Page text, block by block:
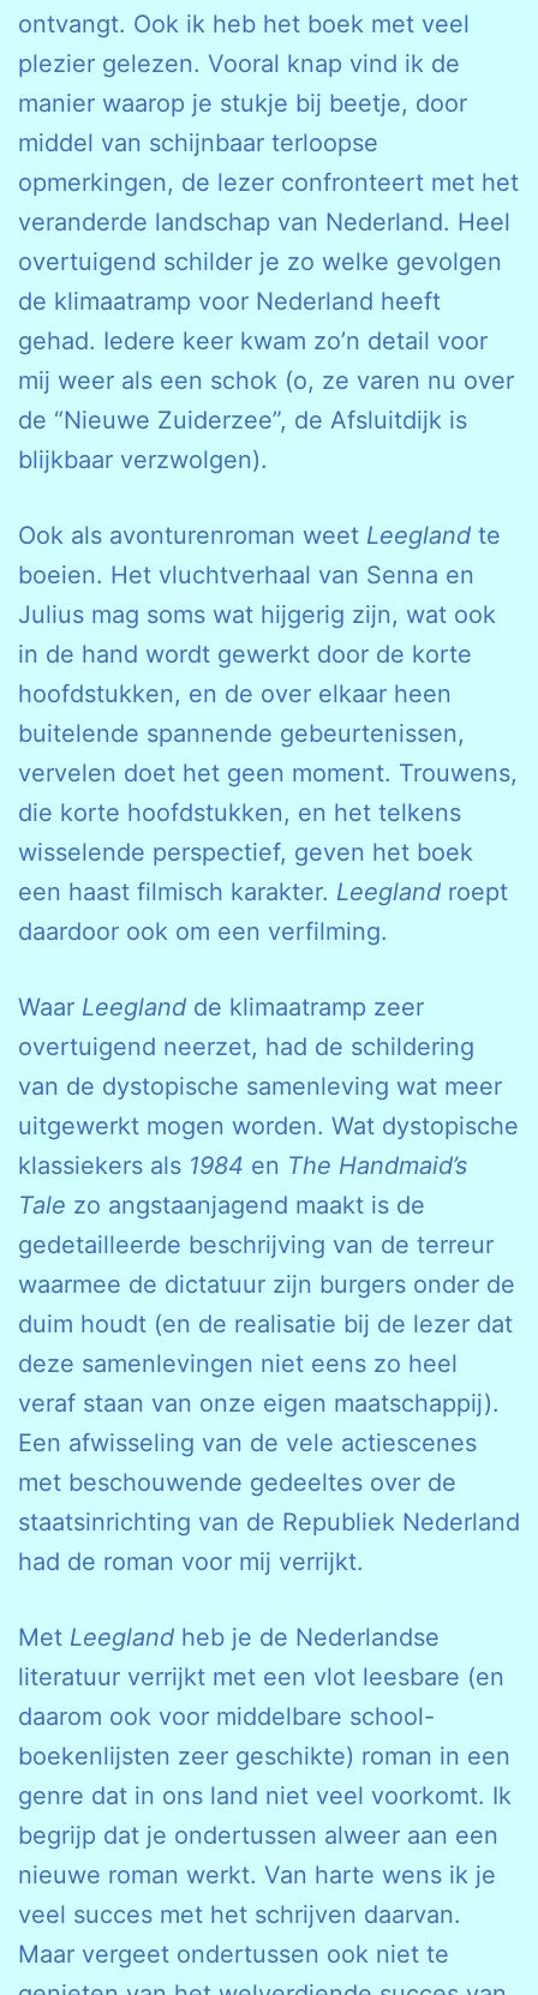
ontvangt. Ook ik heb het boek met veel
plezier gelezen. Vooral knap vind ik de
manier waarop je stukje bij beetje, door
middel van schijnbaar terloopse
opmerkingen, de lezer confronteert met het
veranderde landschap van Nederland. Heel
overtuigend schilder je zo welke gevolgen
de klimaatramp voor Nederland heeft
gehad. Iedere keer kwam zo’n detail voor
mij weer als een schok (o, ze varen nu over
de “Nieuwe Zuiderzee”, de Afsluitdijk is
blijkbaar verzwolgen).
Ook als avonturenroman weet Leegland te
boeien. Het vluchtverhaal van Senna en
Julius mag soms wat hijgerig zijn, wat ook
in de hand wordt gewerkt door de korte
hoofdstukken, en de over elkaar heen
buitelende spannende gebeurtenissen,
vervelen doet het geen moment. Trouwens,
die korte hoofdstukken, en het telkens
wisselende perspectief, geven het boek
een haast filmisch karakter. Leegland roept
daardoor ook om een verfilming.
Waar Leegland de klimaatramp zeer
overtuigend neerzet, had de schildering
van de dystopische samenleving wat meer
uitgewerkt mogen worden. Wat dystopische
klassiekers als 1984 en The Handmaid’s
Tale zo angstaanjagend maakt is de
gedetailleerde beschrijving van de terreur
waarmee de dictatuur zijn burgers onder de
duim houdt (en de realisatie bij de lezer dat
deze samenlevingen niet eens zo heel
veraf staan van onze eigen maatschappij).
Een afwisseling van de vele actiescenes
met beschouwende gedeeltes over de
staatsinrichting van de Republiek Nederland
had de roman voor mij verrijkt.
Met Leegland heb je de Nederlandse
literatuur verrijkt met een vlot leesbare (en
daarom ook voor middelbare school-
boekenlijsten zeer geschikte) roman in een
genre dat in ons land niet veel voorkomt. Ik
begrijp dat je ondertussen alweer aan een
nieuwe roman werkt. Van harte wens ik je
veel succes met het schrijven daarvan.
Maar vergeet ondertussen ook niet te